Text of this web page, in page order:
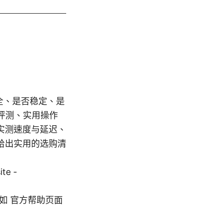
是否稳定、是
测、实用操作
速度与延迟、
出实用的选购清
-
官方帮助页面